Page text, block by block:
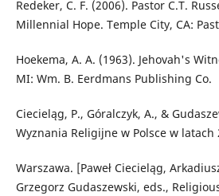
Redeker, C. F. (2006). Pastor C.T.
Millennial Hope. Temple City, CA:
Hoekema, A. A. (1963). Jehovah's
MI: Wm. B. Eerdmans Publishing Co.
Ciecieląg, P., Góralczyk, A., &
Wyznania Religijne w Polsce w latach
Warszawa. [Paweł Ciecieląg,
Grzegorz Gudaszewski, eds.,